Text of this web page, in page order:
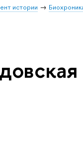
истории